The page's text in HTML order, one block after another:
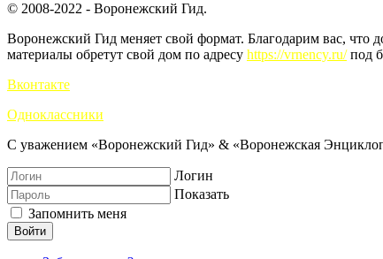
© 2008-2022 - Воронежский Гид.
Воронежский Гид меняет свой формат. Благодарим вас,
материалы обретут свой дом по адресу https://vrnency.ru/под
Вконтакте
Одноклассники
С уважением «Воронежский Гид» & «Воронежская
Логин
Показать
Запомнить меня
Войти